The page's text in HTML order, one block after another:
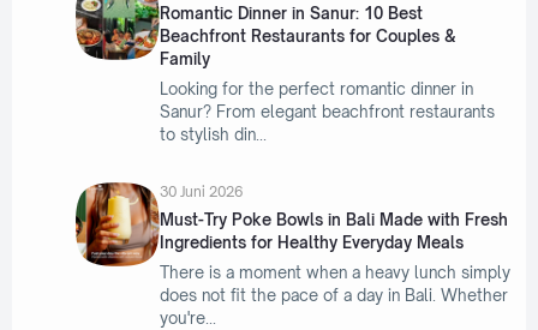
Romantic Dinner in Sanur: 10 Best
Beachfront Restaurants for Couples &
Family
Looking for the perfect romantic dinner in
Sanur? From elegant beachfront restaurants
to stylish din
30 Juni 2026
Must-Try Poke Bowls in Bali Made with Fresh
Ingredients for Healthy Everyday Meals
There is a moment when a heavy lunch simply
does not fit the pace of a day in Bali. Whether
you're